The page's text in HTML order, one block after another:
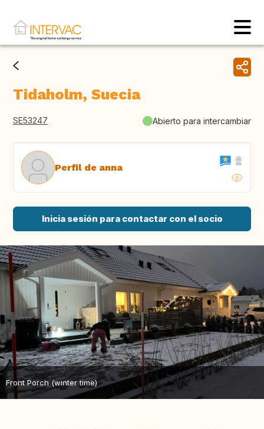
Tidaholm, Suecia
SE53247 Abierto para intercambiar
Perfil de anna
Inicia sesión para contactar con el socio
Front Porch (winter time)